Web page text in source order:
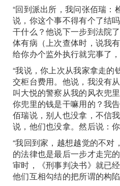
“回到派出所，我问张佰瑞：
说，你这个事不得有个了结
干什么？他说下一步到法院
体有病（上次查体时，说我
给你办个监外执行就完事了
“我说，你上次从我家拿走的
交柜台费用。他说，我没有
叫大悦的警察从我的风衣兜
你兜里的钱是干嘛用的？我
佰瑞说，别人也没拿，不信
说，他们也没拿。然后说：你
“我回到家，越想越觉的不对
的法律也是最后一步才走完
审时，《刑事判决书》就已
他们互相勾结的把所谓的构